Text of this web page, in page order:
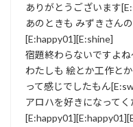
ありがとうございます
あのときも みずきさん
[E:happy01][E:shine]
宿題終わらないですよ
わたしも 絵とか工作と
って感じでしたもん
アロハを好きになって